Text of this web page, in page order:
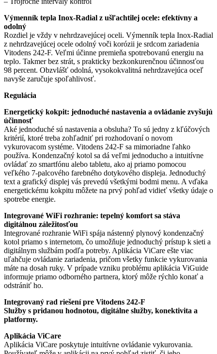
Výmenník tepla Inox-Radial z ušľachtilej ocele: efektívny a
odolný
Rozdiel je vždy v nehrdzavejúcej oceli. Výmenník tepla Inox-Radial
z nehrdzavejúcej ocele odolný voči korózii je srdcom zariadenia
Vitodens 242-F. Veľmi účinne premieňa spotrebovanú energiu na
teplo. Takmer bez strát, s prakticky bezkonkurenčnou účinnosťou
98 percent. Obzvlášť odolná, vysokokvalitná nehrdzavejúca oceľ
navyše zaručuje spoľahlivosť.
Regulácia
Energetický kokpit: jednoduché nastavenia a ovládanie zvyšujú
účinnosť
Aké jednoduché sú nastavenia a obsluha? To sú jedny z kľúčových
kritérií, ktoré treba zohľadniť pri rozhodovaní o novom
vykurovacom systéme. Vitodens 242-F sa mimoriadne ľahko
používa. Kondenzačný kotol sa dá veľmi jednoducho a intuitívne
ovládať zo smartfónu alebo tabletu, ako aj priamo pomocou
veľkého 7-palcového farebného dotykového displeja. Jednoduchý
text a grafický displej vás prevedú všetkými bodmi menu. A vďaka
energetickému kokpitu môžete na prvý pohľad vidieť všetky údaje o
spotrebe energie.
Integrované WiFi rozhranie: tepelný komfort sa stáva
digitálnou záležitosťou
Integrované rozhranie WiFi spája nástenný plynový kondenzačný
kotol priamo s internetom, čo umožňuje jednoduchý prístup k sieti a
digitálnym službám podľa potreby. Aplikácia ViCare ešte viac
uľahčuje ovládanie zariadenia, pričom všetky funkcie vykurovania
máte na dosah ruky. V prípade vzniku problému aplikácia ViGuide
informuje priamo odborného partnera, ktorý môže rýchlo konať a
odstrániť ho.
Integrovaný rad riešení pre Vitodens 242-F
Služby s pridanou hodnotou, digitálne služby, konektivita a
platformy.
Aplikácia ViCare
Aplikácia ViCare poskytuje intuitívne ovládanie vykurovania.